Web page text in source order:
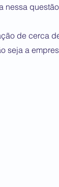
de cerca
seja a